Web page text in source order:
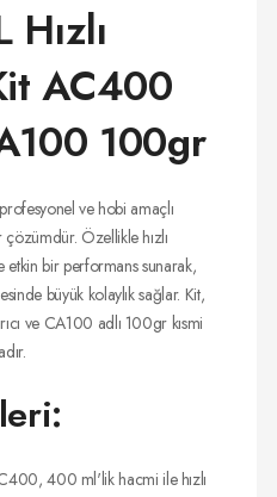
Hızlı
AC400
100gr
profesyonel ve hobi amaçlı
Özellikle hızlı
etkin bir performans sunarak,
büyük kolaylık sağlar. Kit,
ve CA100 adlı 100gr kısmi
400 ml'lik hacmi ile hızlı